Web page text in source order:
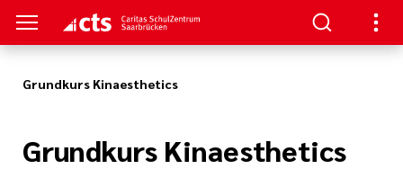
Grundkurs Kinaesthetics
Grundkurs Kinaesthetics